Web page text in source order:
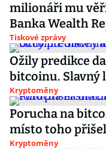
milionáři mu
Banka Wealth
Tiskové zprávy
Ožily predikce
bitcoinu. Slavný
Kryptoměny
Porucha na
místo toho
Kryptoměny